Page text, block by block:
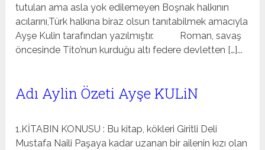
tutulan ama asla yok edilemeyen Boşnak halkının
acılarını,Türk halkına biraz olsun tanıtabilmek amacıyla
Ayşe Kulin tarafından yazılmıştır. Roman, savaş
öncesinde Tito’nun kurduğu altı federe devletten […]...
Adı Aylin Özeti Ayşe KULiN
1.KİTABIN KONUSU : Bu kitap, kökleri Giritli Deli
Mustafa Naili Paşaya kadar uzanan bir ailenin kızı olan